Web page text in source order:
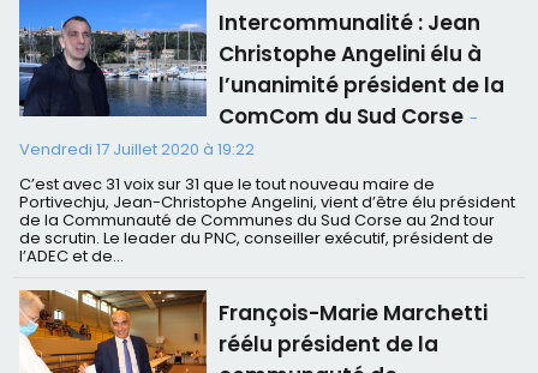
Intercommunalité : Jean
Christophe Angelini élu à
l’unanimité président de la
ComCom du Sud Corse -
Vendredi 17 Juillet 2020 à 19:22
C’est avec 31 voix sur 31 que le tout nouveau maire de
Portivechju, Jean-Christophe Angelini, vient d’être élu président
de la Communauté de Communes du Sud Corse au 2nd tour
de scrutin. Le leader du PNC, conseiller exécutif, président de
l’ADEC et de...
François-Marie Marchetti
réélu président de la